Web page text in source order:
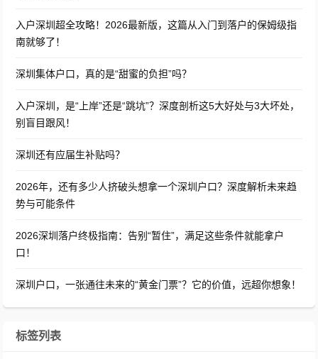
入户深圳超全攻略！2026最新版，这篇从入门到落户的保姆级指
南就够了！
深圳集体户口，真的是“甜蜜的负担”吗？
入户深圳，是“上岸”还是“跳坑”？深度剖析这5大好处与3大坏处，
别盲目跟风！
深圳还有应届生补贴吗？
2026年，还有多少人挤破头想拿一个深圳户口？深度解析未来趋
势与可能条件
2026深圳落户终极指南：告别“暂住”，满足这些条件就能拿户
口！
深圳户口，一张通往未来的“黄金门票”？它的价值，远超你想象！
标签列表